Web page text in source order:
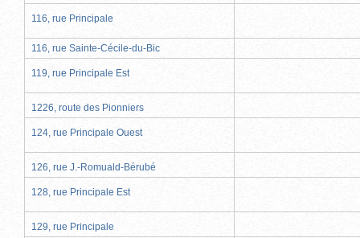
116, rue Principale
116, rue Sainte-Cécile-du-Bic
119, rue Principale Est
1226, route des Pionniers
124, rue Principale Ouest
126, rue J.-Romuald-Bérubé
128, rue Principale Est
129, rue Principale